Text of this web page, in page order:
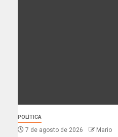
POLÍTICA
7 de agosto de 2026 Mario